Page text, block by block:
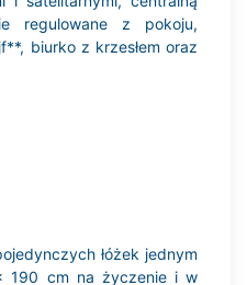
regulowane z pokoju,
biurko z krzesłem oraz
łóżek jednym
190 cm na życzenie i w